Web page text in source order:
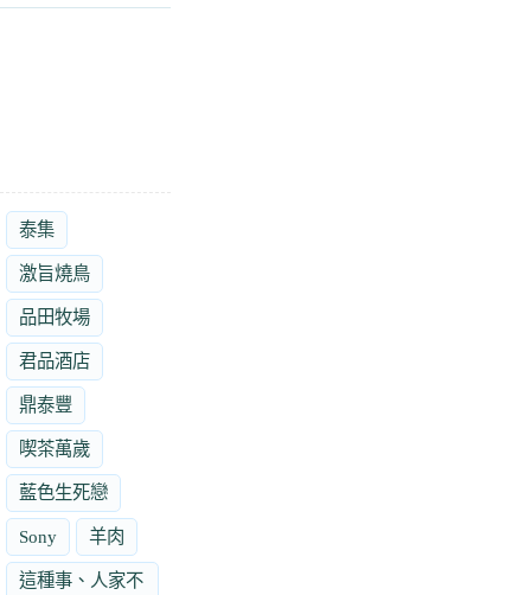
泰集
激旨燒鳥
品田牧場
君品酒店
鼎泰豐
喫茶萬歲
藍色生死戀
Sony 羊肉
這種事、人家不